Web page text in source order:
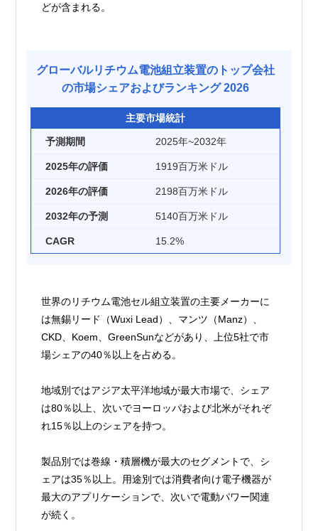
どが含まれる。
グローバルリチウム電池組立装置のトップ会社
の市場シェアおよびランキング 2026
主要市場統計
予測期間 2025年~2032年
2025年の評価 1919百万米ドル
2026年の評価 2198百万米ドル
2032年の予測 5140百万米ドル
CAGR 15.2%
世界のリチウム電池セル組立装置の主要メーカーに
は無錫リード（Wuxi Lead）、マンツ（Manz）、
CKD、Koem、GreenSunなどがあり、上位5社で市
場シェアの40％以上を占める。
地域別ではアジア太平洋地域が最大市場で、シェア
は80％以上、次いでヨーロッパおよび北米がそれぞ
れ15％以上のシェアを持つ。
製品別では巻線・積層機が最大のセグメントで、シ
ェアは35％以上。用途別では消費者向け電子機器が
最大のアプリケーションで、次いで電動パワー関連
が続く。